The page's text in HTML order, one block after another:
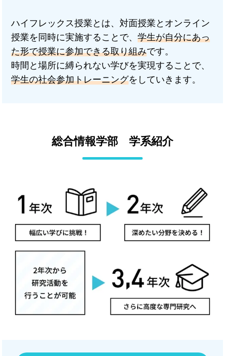
ハイフレックス授業とは、対面授業とオンライン
授業を同時に実施することで、学生が自分にあっ
た形で授業に参加できる取り組みです。
時間と場所に縛られない学びを実現することで、
学生の社会参加トレーニングをしていきます。
総合情報学部 学系紹介